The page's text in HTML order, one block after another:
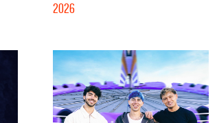
2026